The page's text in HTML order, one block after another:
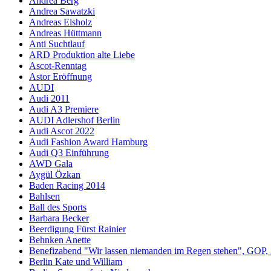
Andrea Sawatzki
Andreas Elsholz
Andreas Hüttmann
Anti Suchtlauf
ARD Produktion alte Liebe
Ascot-Renntag
Astor Eröffnung
AUDI
Audi 2011
Audi A3 Premiere
AUDI Adlershof Berlin
Audi Ascot 2022
Audi Fashion Award Hamburg
Audi Q3 Einführung
AWD Gala
Aygül Özkan
Baden Racing 2014
Bahlsen
Ball des Sports
Barbara Becker
Beerdigung Fürst Rainier
Behnken Anette
Benefizabend "Wir lassen niemanden im Regen stehen", GOP,
Berlin Kate und William